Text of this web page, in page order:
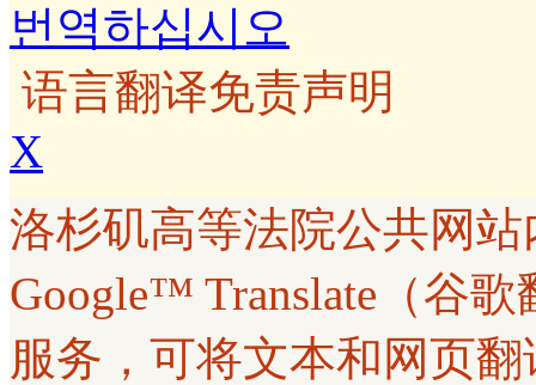
번역하십시오
语言翻译免责声明
X
洛杉矶高等法院公共网
Google™ Translate（谷
服务，可将文本和网页